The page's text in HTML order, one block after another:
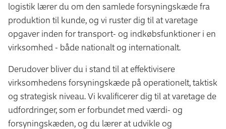
logistik lærer du om den samlede forsyningskæde fra
produktion til kunde, og vi ruster dig til at varetage
opgaver inden for transport- og indkøbsfunktioner i en
virksomhed - både nationalt og internationalt.
Derudover bliver du i stand til at effektivisere
virksomhedens forsyningskæde på operationelt, taktisk
og strategisk niveau. Vi kvalificerer dig til at varetage de
udfordringer, som er forbundet med værdi- og
forsyningskæden, og du lærer at udvikle og